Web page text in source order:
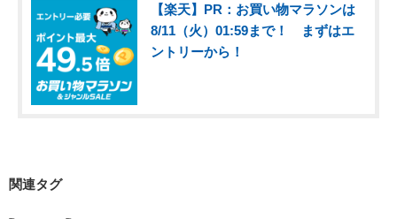
【楽天】PR：お買い物マラソンは
8/11（火）01:59まで！ まずはエ
ントリーから！
関連タグ